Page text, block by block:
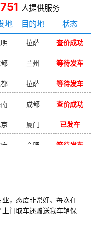
人提供服务
地 目的地 状态
拉萨 查价成功
兰州 等待发车
拉萨 等待发车
成都 查价成功
厦门 已发车
合肥 等待发车
，态度非常好、每次在
门取车还赠送我车辆保